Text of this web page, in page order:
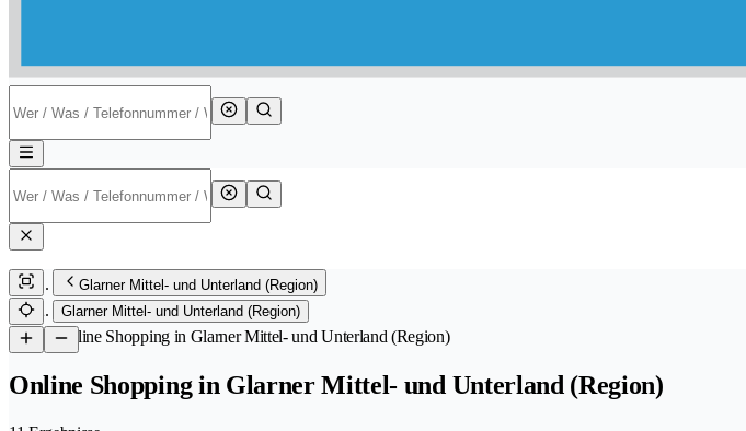
Glarner Mittel- und Unterland (Region)
Glarner Mittel- und Unterland (Region)
/Online Shopping in Glarner Mittel- und Unterland (Region)
Online Shopping in Glarner Mittel- und Unterland (Region)